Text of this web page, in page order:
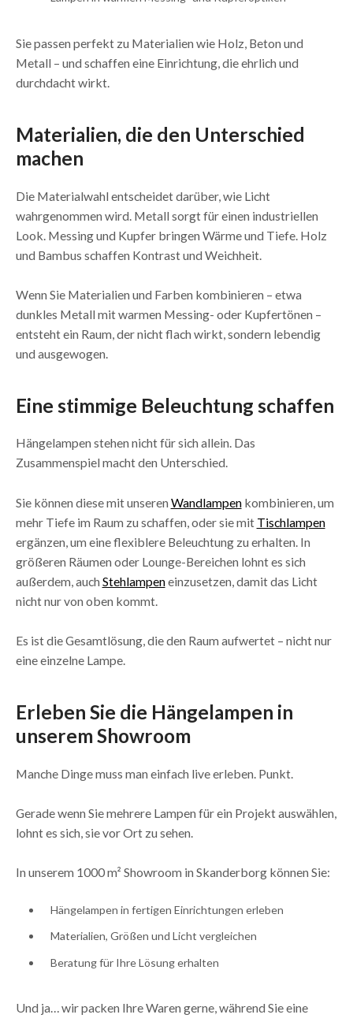
Sie passen perfekt zu Materialien wie Holz, Beton und
Metall – und schaffen eine Einrichtung, die ehrlich und
durchdacht wirkt.
Materialien, die den Unterschied
machen
Die Materialwahl entscheidet darüber, wie Licht
wahrgenommen wird. Metall sorgt für einen industriellen
Look. Messing und Kupfer bringen Wärme und Tiefe. Holz
und Bambus schaffen Kontrast und Weichheit.
Wenn Sie Materialien und Farben kombinieren – etwa
dunkles Metall mit warmen Messing- oder Kupfertönen –
entsteht ein Raum, der nicht flach wirkt, sondern lebendig
und ausgewogen.
Eine stimmige Beleuchtung schaffen
Hängelampen stehen nicht für sich allein. Das
Zusammenspiel macht den Unterschied.
Sie können diese mit unseren Wandlampenkombinieren, um
mehr Tiefe im Raum zu schaffen, oder sie mit Tischlampen
ergänzen, um eine flexiblere Beleuchtung zu erhalten. In
größeren Räumen oder Lounge-Bereichen lohnt es sich
außerdem, auch Stehlampeneinzusetzen, damit das Licht
nicht nur von oben kommt.
Es ist die Gesamtlösung, die den Raum aufwertet – nicht nur
eine einzelne Lampe.
Erleben Sie die Hängelampen in
unserem Showroom
Manche Dinge muss man einfach live erleben. Punkt.
Gerade wenn Sie mehrere Lampen für ein Projekt auswählen,
lohnt es sich, sie vor Ort zu sehen.
In unserem 1000 m² Showroom in Skanderborg können Sie:
Hängelampen in fertigen Einrichtungen erleben
Materialien, Größen und Licht vergleichen
Beratung für Ihre Lösung erhalten
Und ja… wir packen Ihre Waren gerne, während Sie eine